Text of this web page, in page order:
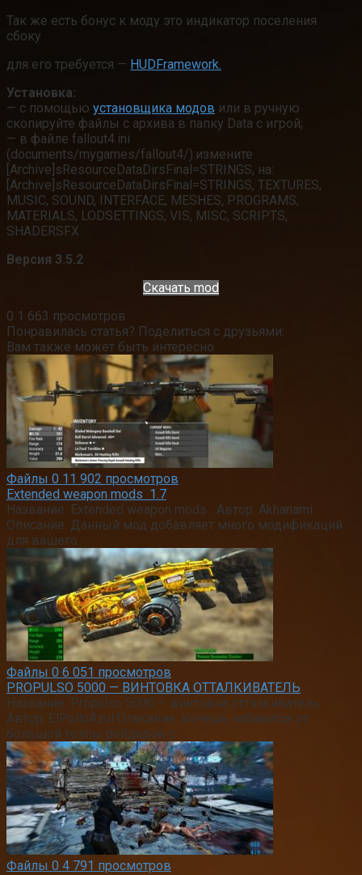
Так же есть бонус к моду это индикатор поселения
сбоку
для его требуется — HUDFramework.
Установка:
— с помощью установщика модов или в ручную
скопируйте файлы с архива в папку Data с игрой;
— в файле fallout4.ini
(documents/mygames/fallout4/):измените
[Archive]sResourceDataDirsFinal=STRINGS, на:
[Archive]sResourceDataDirsFinal=STRINGS, TEXTURES,
MUSIC, SOUND, INTERFACE, MESHES, PROGRAMS,
MATERIALS, LODSETTINGS, VIS, MISC, SCRIPTS,
SHADERSFX
Версия 3.5.2
Скачать mod
0 1 663 просмотров
Понравилась статья? Поделиться с друзьями:
Вам также может быть интересно
Файлы 0 11 902 просмотров
Extended weapon mods 1.7
Название: Extended weapon mods Автор: Akhanami
Описание: Данный мод добавляет много модификаций
для вашего
Файлы 0 6 051 просмотров
PROPULSO 5000 — ВИНТОВКА ОТТАЛКИВАТЕЛЬ
Название: Propulso 5000 — винтовка отталкиватель
Автор: ElPolloAzul Описание: Хочешь избавится от
большой толпы рейдеров с
Файлы 0 4 791 просмотров